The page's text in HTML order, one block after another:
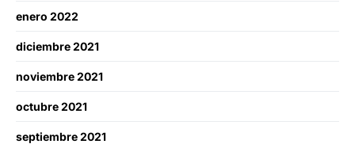
enero 2022
diciembre 2021
noviembre 2021
octubre 2021
septiembre 2021